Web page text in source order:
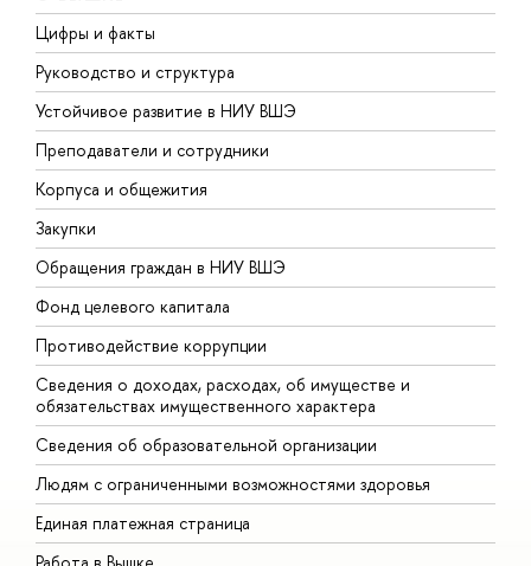
Цифры и факты
Руководство и структура
Устойчивое развитие в НИУ ВШЭ
Преподаватели и сотрудники
Корпуса и общежития
Закупки
Обращения граждан в НИУ ВШЭ
Фонд целевого капитала
Противодействие коррупции
Сведения о доходах, расходах, об имуществе и
обязательствах имущественного характера
Сведения об образовательной организации
Людям с ограниченными возможностями здоровья
Единая платежная страница